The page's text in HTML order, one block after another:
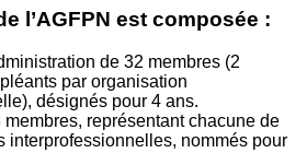
l’AGFPN est composée :
de 32 membres (2
par organisation
désignés pour 4 ans.
représentant chacune de
interprofessionnelles, nommés pour